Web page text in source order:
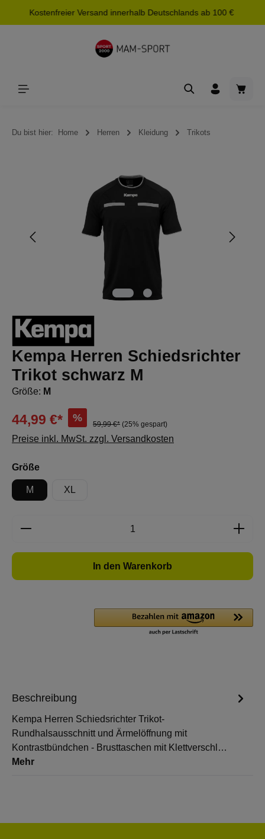
springen
Kostenfreier Versand innerhalb Deutschlands ab 100 €
Du bist hier: Home Herren Kleidung Trikots
Bildergalerie überspringen
Kempa Herren Schiedsrichter
Trikot schwarz M
Größe: M
44,99 €* %
59,99 €* (25% gespart)
Preise inkl. MwSt. zzgl. Versandkosten
Größeauswählen
M XL
Produkt Anzahl: Gib den gewünschten
In den Warenkorb
Beschreibung
Kempa Herren Schiedsrichter Trikot-
Rundhalsausschnitt und Ärmelöffnung mit
Kontrastbündchen - Brusttaschen mit Klettverschl…
Mehr